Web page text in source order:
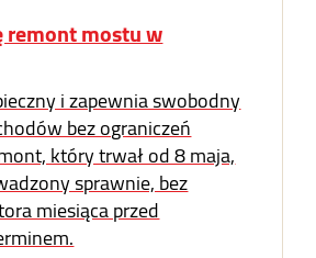
remont mostu w
i zapewnia swobodny
bez ograniczeń
który trwał od 8 maja,
sprawnie, bez
miesiąca przed